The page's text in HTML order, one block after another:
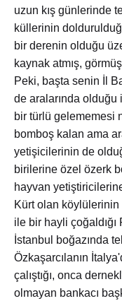
uzun kış günlerinde
küllerinin
bir derenin olduğu
kaynak atmış,
Peki, başta senin İl
de aralarında
bir türlü gelememesi
bomboş kalan ama
yetişicilerinin de
birilerine özel özerk
hayvan
Kürt olan köylülerinin
ile bir hayli çoğaldığı
İstanbul boğazında
Özkaşarcılanın
çalıştığı, onca
olmayan bankacı